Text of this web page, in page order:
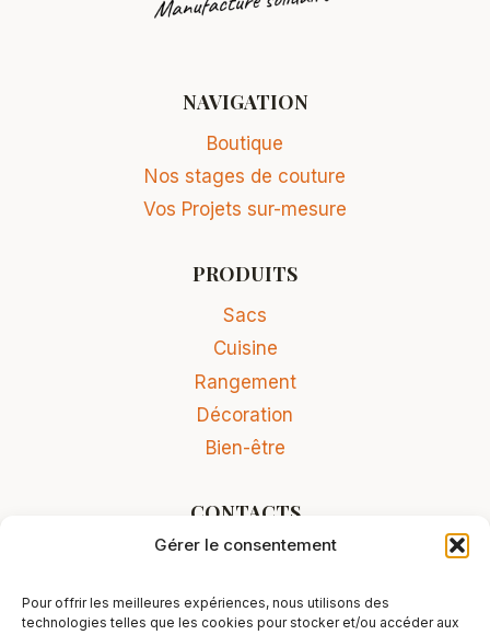
Gérer le consentement
Pour offrir les meilleures expériences, nous utilisons des
technologies telles que les cookies pour stocker et/ou accéder aux
NAVIGATION
Boutique
Nos stages de couture
Vos Projets sur-mesure
PRODUITS
Sacs
Cuisine
Rangement
Décoration
Bien-être
CONTACTS
Contact
Mentions légales